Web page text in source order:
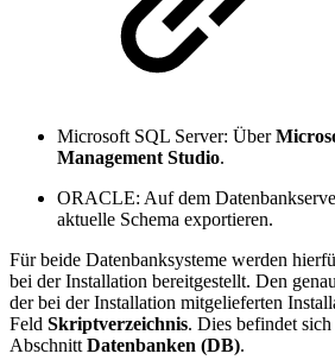
Microsoft SQL Server: Über
Management Studio.
ORACLE: Auf dem
aktuelle Schema exportieren.
Für beide Datenbanksysteme werden
bei der Installation bereitgestellt. Den
der bei der Installation mitgelieferten
Feld Skriptverzeichnis. Dies befindet
Abschnitt Datenbanken (DB).